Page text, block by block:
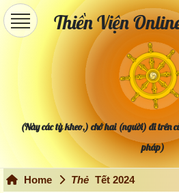
Thiền Viện
(Này các tỳ kheo,) chớ hai (người) đi trên
pháp)
Home Thẻ Tết 2024